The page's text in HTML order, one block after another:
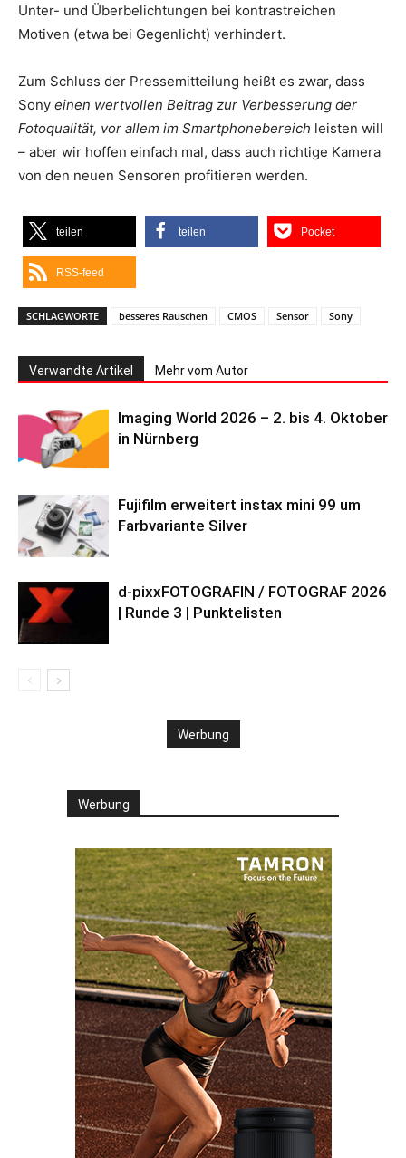
Unter- und Überbelichtungen bei kontrastreichen
Motiven (etwa bei Gegenlicht) verhindert.
Zum Schluss der Pressemitteilung heißt es zwar, dass
Sony einen wertvollen Beitrag zur Verbesserung der
Fotoqualität, vor allem im Smartphonebereich leisten will
– aber wir hoffen einfach mal, dass auch richtige Kamera
von den neuen Sensoren profitieren werden.
teilen teilen Pocket
RSS-feed
SCHLAGWORTE besseres Rauschen CMOS Sensor Sony
Verwandte Artikel Mehr vom Autor
Imaging World 2026 – 2. bis 4. Oktober
in Nürnberg
Fujifilm erweitert instax mini 99 um
Farbvariante Silver
d-pixxFOTOGRAFIN / FOTOGRAF 2026
| Runde 3 | Punktelisten
Werbung
Werbung